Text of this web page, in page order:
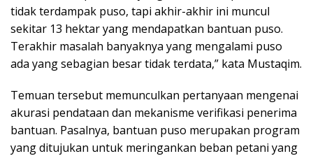
tidak terdampak puso, tapi akhir-akhir ini muncul
sekitar 13 hektar yang mendapatkan bantuan puso.
Terakhir masalah banyaknya yang mengalami puso
ada yang sebagian besar tidak terdata,” kata Mustaqim.
Temuan tersebut memunculkan pertanyaan mengenai
akurasi pendataan dan mekanisme verifikasi penerima
bantuan. Pasalnya, bantuan puso merupakan program
yang ditujukan untuk meringankan beban petani yang